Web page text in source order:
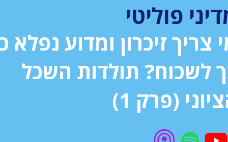
פוליטי
צריך זיכרון ומדוע נפלא
לשכוח? תולדות השכל
(פרק 1)